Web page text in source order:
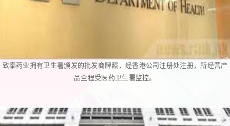
致泰药业拥有卫生署颁发的批发商牌照，经香港公司注册处注册，所经营产
品全程受医药卫生署监控。